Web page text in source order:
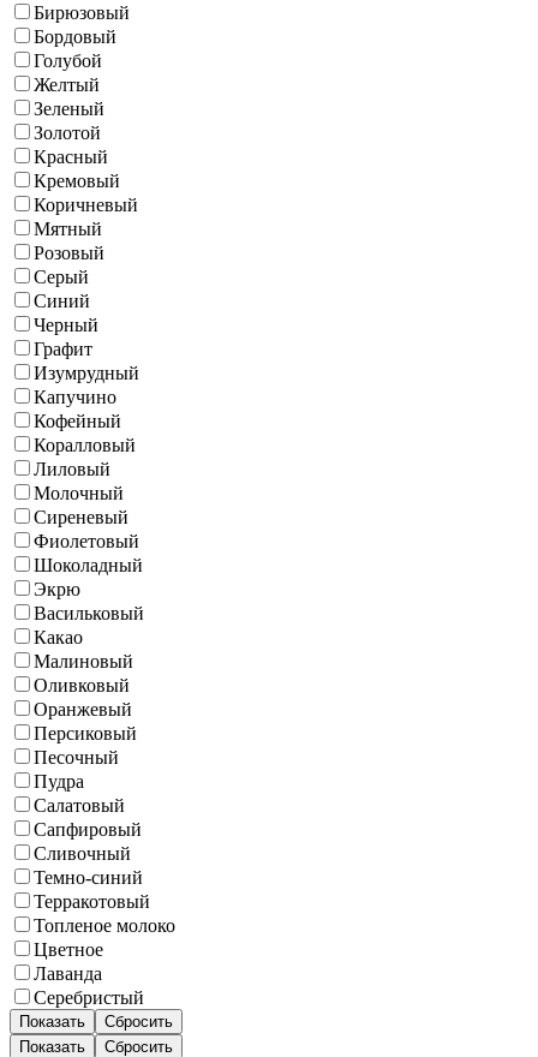
Бирюзовый
Бордовый
Голубой
Желтый
Зеленый
Золотой
Красный
Кремовый
Коричневый
Мятный
Розовый
Серый
Синий
Черный
Графит
Изумрудный
Капучино
Кофейный
Коралловый
Лиловый
Молочный
Сиреневый
Фиолетовый
Шоколадный
Экрю
Васильковый
Какао
Малиновый
Оливковый
Оранжевый
Персиковый
Песочный
Пудра
Салатовый
Сапфировый
Сливочный
Темно-синий
Терракотовый
Топленое молоко
Цветное
Лаванда
Серебристый
Показать
Сбросить
Показать
Сбросить